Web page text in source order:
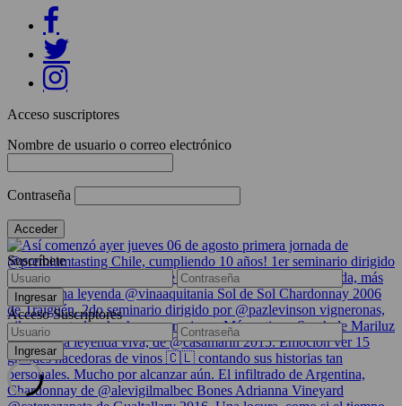
Acceso suscriptores
Nombre de usuario o correo electrónico
Contraseña
Suscríbete
Acceso Suscriptores